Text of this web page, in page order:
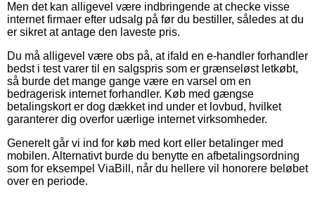
Men det kan alligevel være indbringende at checke visse
internet firmaer efter udsalg på før du bestiller, således at du
er sikret at antage den laveste pris.
Du må alligevel være obs på, at ifald en e-handler forhandler
bedst i test varer til en salgspris som er grænseløst letkøbt,
så burde det mange gange være en varsel om en
bedragerisk internet forhandler. Køb med gængse
betalingskort er dog dækket ind under et lovbud, hvilket
garanterer dig overfor uærlige internet virksomheder.
Generelt går vi ind for køb med kort eller betalinger med
mobilen. Alternativt burde du benytte en afbetalingsordning
som for eksempel ViaBill, når du hellere vil honorere beløbet
over en periode.